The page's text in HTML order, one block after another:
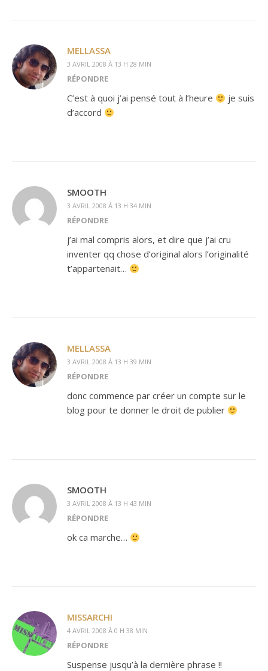
MELLASSA
3 AVRIL 2008 À 13 H 28 MIN
RÉPONDRE
C’est à quoi j’ai pensé tout à l’heure
je suis
d’accord
SMOOTH
3 AVRIL 2008 À 13 H 34 MIN
RÉPONDRE
j’ai mal compris alors, et dire que j’ai cru
inventer qq chose d’original alors l’originalité
t’appartenait…
MELLASSA
3 AVRIL 2008 À 13 H 39 MIN
RÉPONDRE
donc commence par créer un compte sur le
blog pour te donner le droit de publier
SMOOTH
3 AVRIL 2008 À 13 H 43 MIN
RÉPONDRE
ok ca marche…
MISSARCHI
4 AVRIL 2008 À 0 H 38 MIN
RÉPONDRE
Suspense jusqu’à la dernière phrase !!